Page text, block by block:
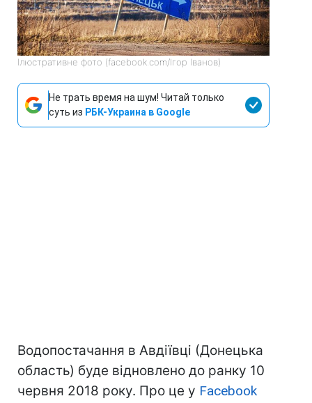
Ілюстративне фото (facebook.com/Ігор Іванов)
Не трать время на шум! Читай только
суть из РБК-Украина в Google
Водопостачання в Авдіївці (Донецька
область) буде відновлено до ранку 10
червня 2018 року. Про це у Facebook